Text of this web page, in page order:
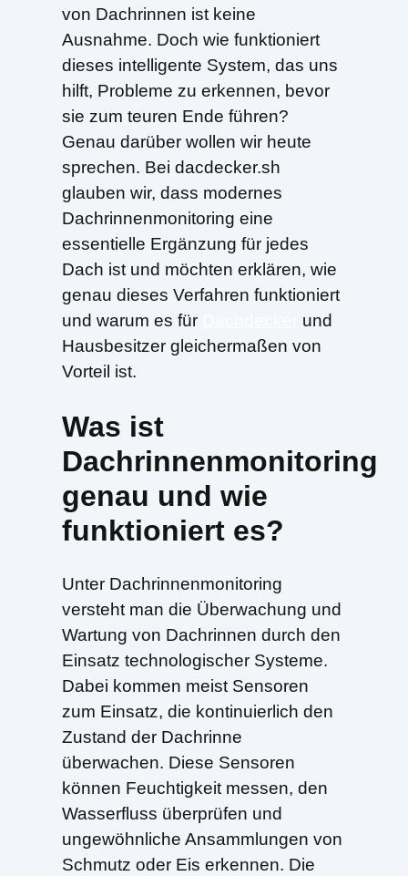
von Dachrinnen ist keine
Ausnahme. Doch wie funktioniert
dieses intelligente System, das uns
hilft, Probleme zu erkennen, bevor
sie zum teuren Ende führen?
Genau darüber wollen wir heute
sprechen. Bei dacdecker.sh
glauben wir, dass modernes
Dachrinnenmonitoring eine
essentielle Ergänzung für jedes
Dach ist und möchten erklären, wie
genau dieses Verfahren funktioniert
und warum es für
und
Hausbesitzer gleichermaßen von
Vorteil ist.
Was ist
Dachrinnenmonitoring
genau und wie
funktioniert es?
Unter Dachrinnenmonitoring
versteht man die Überwachung und
Wartung von Dachrinnen durch den
Einsatz technologischer Systeme.
Dabei kommen meist Sensoren
zum Einsatz, die kontinuierlich den
Zustand der Dachrinne
überwachen. Diese Sensoren
können Feuchtigkeit messen, den
Wasserfluss überprüfen und
ungewöhnliche Ansammlungen von
Schmutz oder Eis erkennen. Die